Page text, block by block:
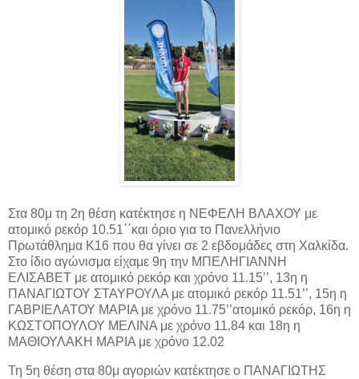
Στα 80μ τη 2η θέση κατέκτησε η ΝΕΦΕΛΗ ΒΛΑΧΟΥ με
ατομικό ρεκόρ 10.51΄΄και όριο για το Πανελλήνιο
Πρωτάθλημα Κ16 που θα γίνει σε 2 εβδομάδες στη Χαλκίδα.
Στο ίδιο αγώνισμα είχαμε 9η την ΜΠΕΛΗΓΙΑΝΝΗ
ΕΛΙΣΑΒΕΤ με ατομικό ρεκόρ και χρόνο 11.15’’, 13η η
ΠΑΝΑΓΙΩΤΟΥ ΣΤΑΥΡΟΥΛΑ με ατομικό ρεκόρ 11.51’’, 15η η
ΓΑΒΡΙΕΛΑΤΟΥ ΜΑΡΙΑ με χρόνο 11.75’’ατομικό ρεκόρ, 16η η
ΚΩΣΤΟΠΟΥΛΟΥ ΜΕΛΙΝΑ με χρόνο 11.84 και 18η η
ΜΑΘΙΟΥΛΑΚΗ ΜΑΡΙΑ με χρόνο 12.02
Τη 5η θέση στα 80μ αγοριών κατέκτησε ο ΠΑΝΑΓΙΩΤΗΣ